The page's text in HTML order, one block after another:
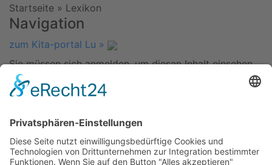
Startseite » Lexikon
Navigation
zum Kita-portal Lu »
Sie müssen sich anmelden, um diesen Inhalt einsehen
zu können. Bitte
Werden Sie
Mitglied bei uns
Kitas
Übersicht
Über uns